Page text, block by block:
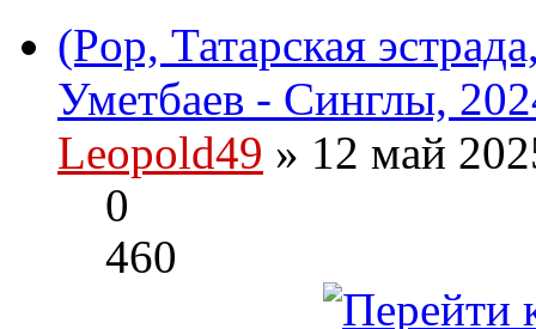
(Pop, Татарская
Уметбаев - Синглы,
Leopold49 » 12 май
0
460